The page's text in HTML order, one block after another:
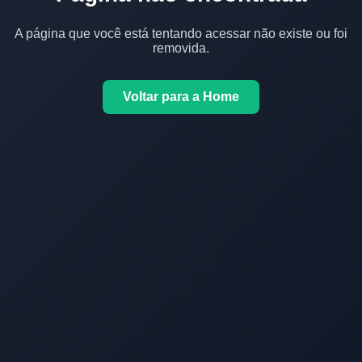
A página que você está tentando acessar não existe ou foi
removida.
Voltar para a Home